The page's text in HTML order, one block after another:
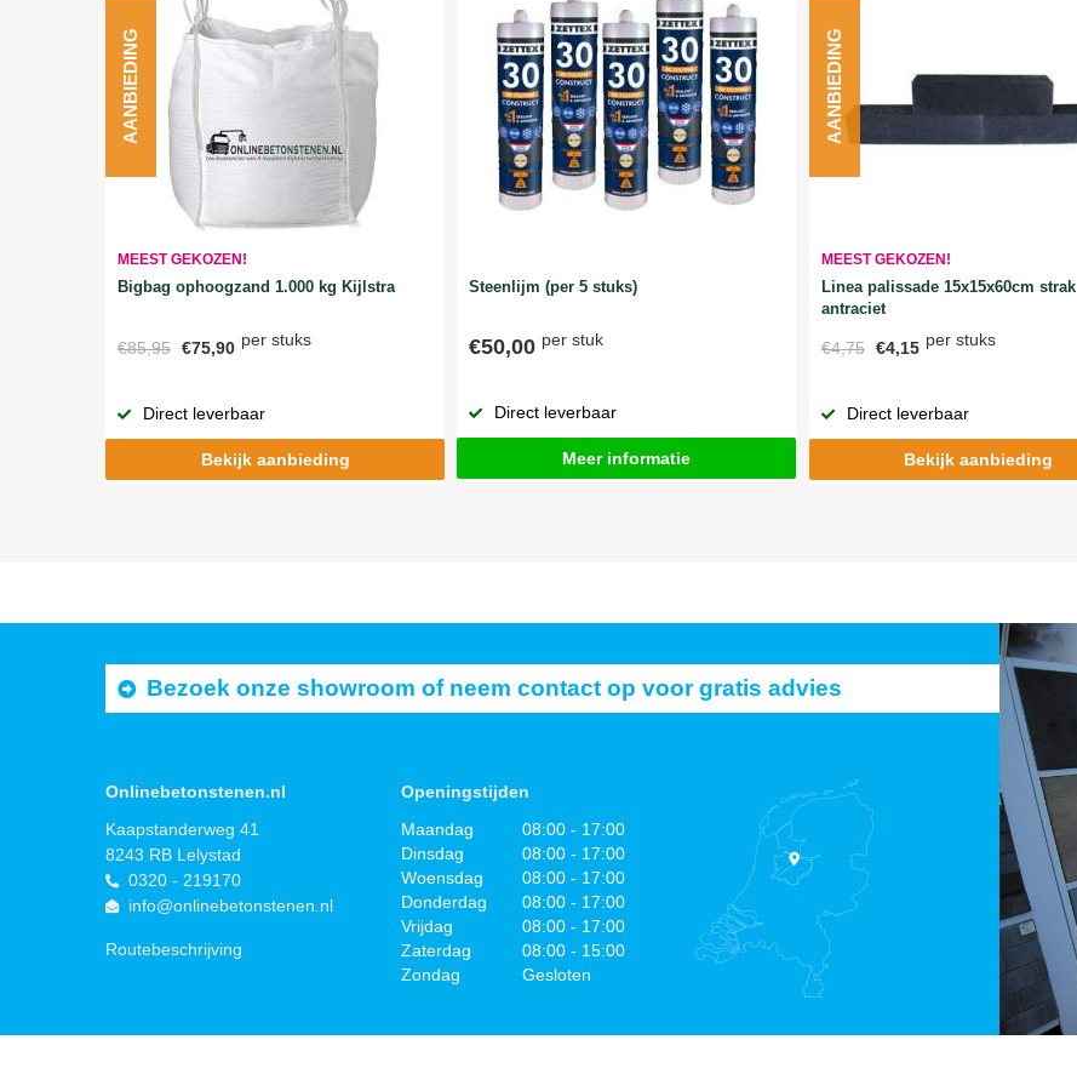
MEEST GEKOZEN!
Bigbag ophoogzand 1.000 kg Kijlstra
€85,95 €75,90 per stuks
AANBIEDING
Direct leverbaar
Bekijk aanbieding
Steenlijm (per 5 stuks)
€50,00 per stuk
Direct leverbaar
Meer informatie
MEEST GEKOZEN!
Linea palissade 15x15x60cm strak
antraciet
€4,75 €4,15 per stuks
AANBIEDING
Direct leverbaar
Bekijk aanbieding
Bezoek onze showroom of neem contact op voor gratis advies
Onlinebetonstenen.nl
Kaapstanderweg 41
8243 RB Lelystad
0320 - 219170
info@onlinebetonstenen.nl
Routebeschrijving
Openingstijden
Maandag
08:00 - 17:00
Dinsdag
08:00 - 17:00
Woensdag
08:00 - 17:00
Donderdag
08:00 - 17:00
Vrijdag
08:00 - 17:00
Zaterdag
08:00 - 15:00
Zondag
Gesloten